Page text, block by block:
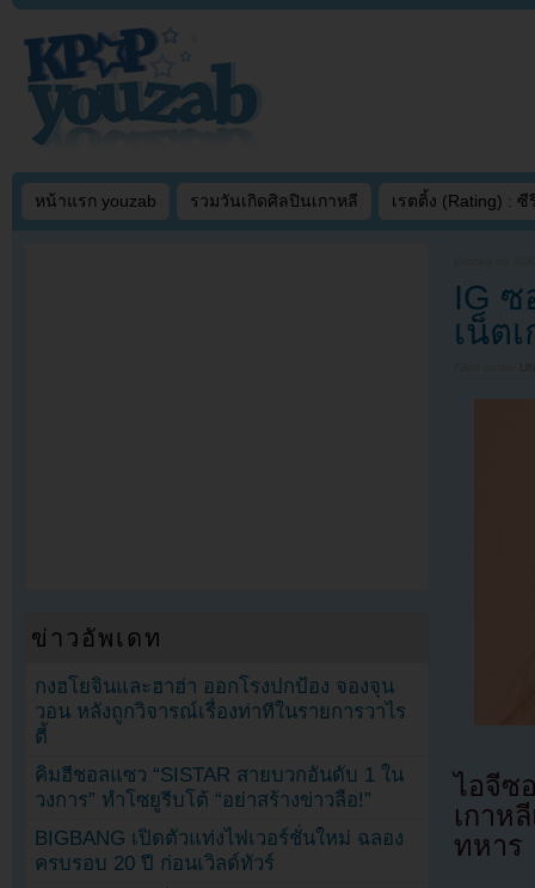
หน้าแรก youzab รวมวันเกิดศิลปินเกาหลี เรตติ้ง (Rating) : ซี
IG
เน็ต
ไอจีซ
เกาห
ทหาร
ข่าวอัพเดท
กงฮโยจินและฮาฮ่า ออกโรงปกป้อง จองจุน
วอน หลังถูกวิจารณ์เรื่องท่าทีในรายการวาไร
ตี้
คิมฮีชอลแซว “SISTAR สายบวกอันดับ 1 ใน
วงการ” ทำโซยูรีบโต้ “อย่าสร้างข่าวลือ!”
BIGBANG เปิดตัวแท่งไฟเวอร์ชั่นใหม่ ฉลอง
ครบรอบ 20 ปี ก่อนเวิลด์ทัวร์